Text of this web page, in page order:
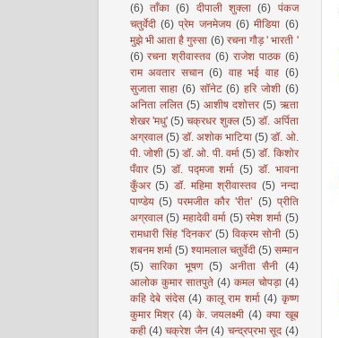
(6) ताँका (6) दीपाली शुक्ला (6) पंकज
चतुर्वेदी (6) प्रेम जनमेजय (6) मीडिया (6)
मुझे भी आता है गुस्सा (6) रचना गौड़ ' भारती '
(6) रचना श्रीवास्तव (6) राजेश पाठक (6)
राम अवतार सचान (6) वाह भई वाह (6)
सुजाता साहा (6) सॉनेट (6) हरि जोशी (6)
अनिता ललित (5) आशीष दशोत्तर (5) ऋता
शेखर 'मधु' (5) चक्रधर शुक्ल (5) डॉ. अर्पिता
अग्रवाल (5) डॉ. अशोक भाटिया (5) डॉ. ओ.
पी. जोशी (5) डॉ. ओ. पी. वर्मा (5) डॉ. किशोर
पँवार (5) डॉ. पद्मजा शर्मा (5) डॉ. भावना
कुँअर (5) डॉ. महिमा श्रीवास्तव (5) नन्दा
पाण्डेय (5) परमजीत कौर 'रीत’ (5) प्रीति
अग्रवाल (5) महादेवी वर्मा (5) रमेश शर्मा (5)
रामधारी सिंह 'दिनकर' (5) विक्रम सोनी (5)
शबनम शर्मा (5) श्यामलाल चतुर्वेदी (5) सम्मान
(5) सारिका भूषण (5) अनीता सैनी (4)
आलोक कुमार सातपुते (4) कमल चोपड़ा (4)
कहि देबे संदेस (4) कालू राम शर्मा (4) कृष्ण
कुमार मिश्र (4) के. जयलक्ष्मी (4) क्या खूब
कही (4) चक्रेश जैन (4) चन्द्रप्रभा सूद (4)